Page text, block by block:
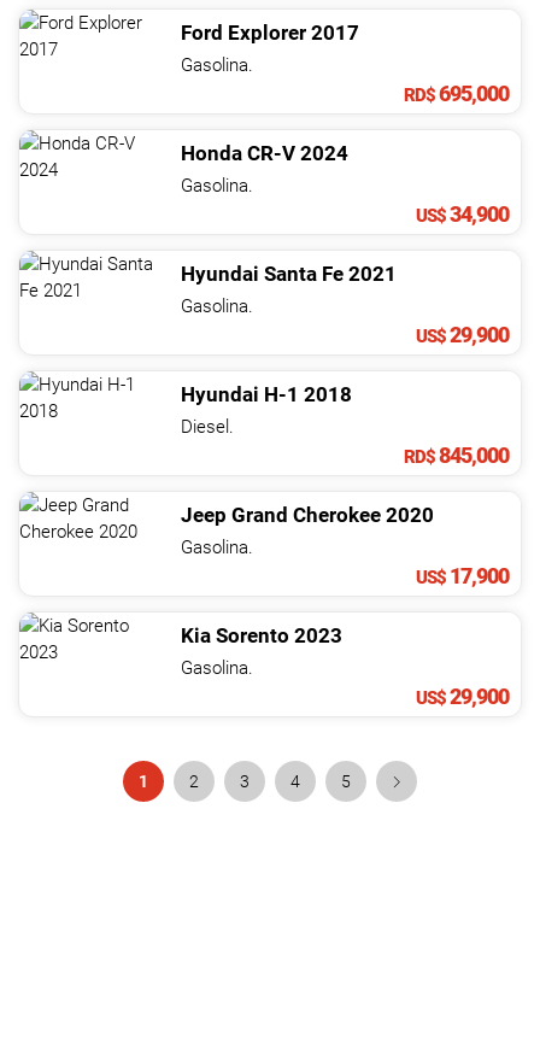
Ford Explorer 2017
Gasolina.
RD$695,000
Honda CR-V 2024
Gasolina.
US$34,900
Hyundai Santa Fe 2021
Gasolina.
US$29,900
Hyundai H-1 2018
Diesel.
RD$845,000
Jeep Grand Cherokee 2020
Gasolina.
US$ 17,900
Kia Sorento 2023
Gasolina.
US$29,900
1 2 3 4 5